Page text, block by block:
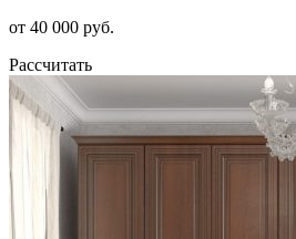
от 40 000 руб.
Рассчитать